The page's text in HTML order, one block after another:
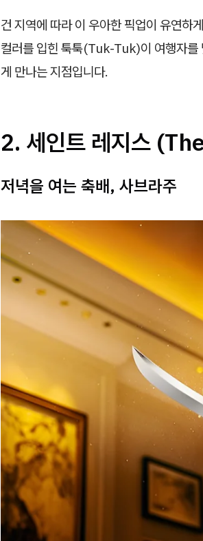
건 지역에 따라 이 우아한 픽업이 유연하
컬러를 입힌 툭툭(Tuk-Tuk)이 여행자를
게 만나는 지점입니다.
2. 세인트 레지스
저녁을 여는 축배, 사브라주